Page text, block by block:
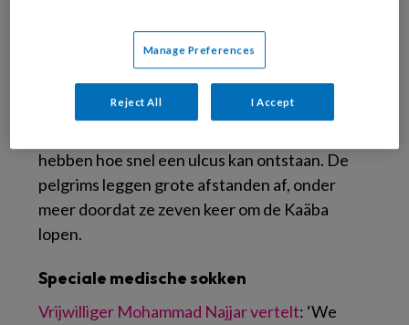
afgelopen zondag 31 mei afgesloten. De
diabetische voet is volgens News50 een van
de meest voorkomende complicaties onder de
pelgrims. Het platform suggereert dat veel
hebben hoe snel een ulcus kan ontstaan. De
pelgrims leggen grote afstanden af, onder
meer doordat ze zeven keer om de Kaäba
lopen.
Speciale medische sokken
Vrijwilliger Mohammad Najjar vertelt: ‘We
Manage Preferences
Reject All I Accept